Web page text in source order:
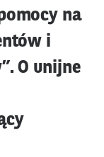
na
i
O unijne